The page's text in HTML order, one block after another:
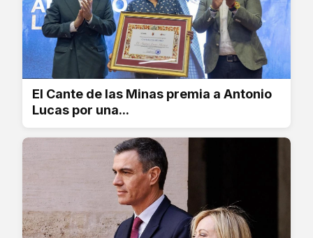
El Cante de las Minas premia a Antonio
Lucas por una...